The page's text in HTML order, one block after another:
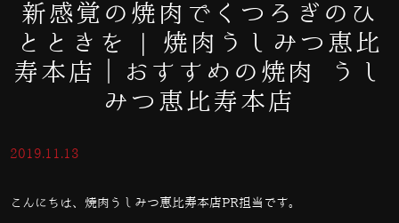
新感覚の焼肉でくつろぎのひ
とときを | 焼肉うしみつ恵比
寿本店｜おすすめの焼肉 うし
みつ恵比寿本店
2019.11.13
こんにちは、焼肉うしみつ恵比寿本店PR担当です。